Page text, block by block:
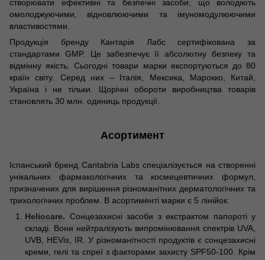
створювати ефективні та безпечні засоби, що володіють
омолоджуючими, відновлюючими та імуномодулюючими
властивостями.
Продукція бренду Кантарія Лабс сертифікована за
стандартами GMP. Це забезпечує її абсолютну безпеку та
відмінну якість. Сьогодні товари марки експортуються до 80
країн світу. Серед них – Італія, Мексика, Марокко, Китай,
Україна і не тільки. Щорічні обороти виробництва товарів
становлять 30 млн. одиниць продукції.
Асортимент
Іспанський бренд Cantabria Labs спеціалізується на створенні
унікальних фармакологічних та космецевтичних формул,
призначених для вирішення різноманітних дерматологічних та
трихологічних проблем. В асортименті марки є 5 лінійок:
Heliocare. Сонцезахисні засоби з екстрактом папороті у
складі. Вони нейтралізують випромінювання спектрів UVA,
UVB, HEVis, IR. У різноманітності продуктів є сонцезахисні
креми, гелі та спреї з факторами захисту SPF50-100. Крім